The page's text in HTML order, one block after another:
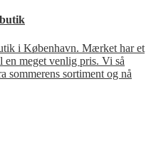
i København. Mærket har et
meget venlig pris. Vi så
sommerens sortiment og nå